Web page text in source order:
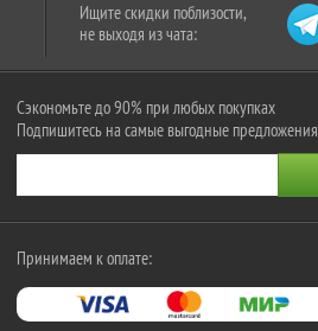
Ищите скидки поблизости,
не выходя из чата:
Сэкономьте до 90% при любых покупках
Подпишитесь на самые выгодные предложения
Принимаем к оплате: